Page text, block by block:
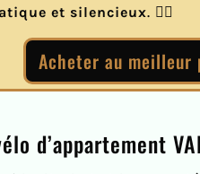
et silencieux. 🚴‍♂️
Acheter au meilleur
d’appartement